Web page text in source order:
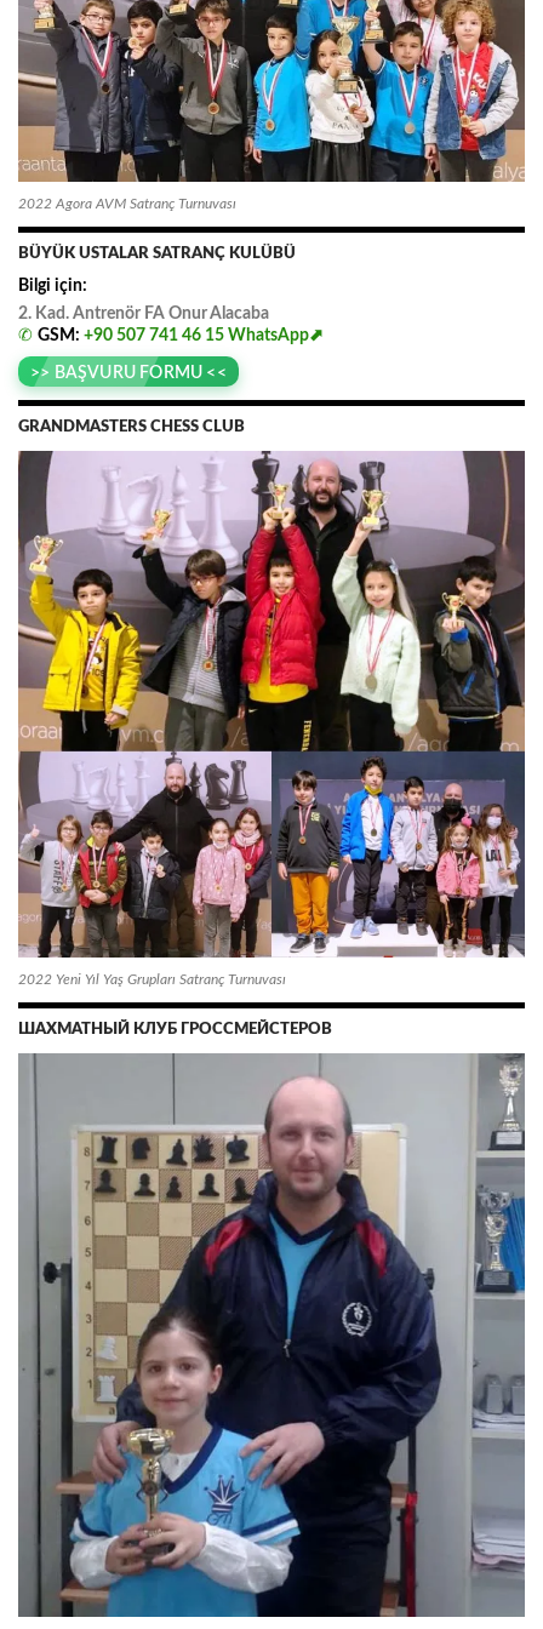
2022 Agora AVM Satranç Turnuvası
BÜYÜK USTALAR SATRANÇ KULÜBÜ
Bilgi için:
2. Kad. Antrenör FA Onur.Alacaba
✆ GSM: +90 507 741 46 15 WhatsApp⬈
>> BAŞVURU FORMU <<
GRANDMASTERS CHESS CLUB
2022 Yeni Yıl Yaş Grupları Satranç Turnuvası
ШАХМАТНЫЙ КЛУБ ГРОССМЕЙСТЕРОВ